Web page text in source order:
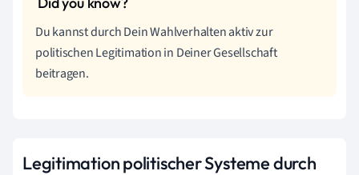
Du kannst durch Dein Wahlverhalten aktiv zur
politischen Legitimation in Deiner Gesellschaft
beitragen.
Legitimation politischer Systeme durch